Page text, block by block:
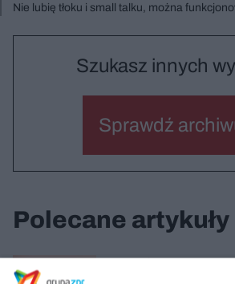
Nie lubię tłoku i small talku, można
Szukasz innych
Sprawdź
Polecane artykuły
Varso Place